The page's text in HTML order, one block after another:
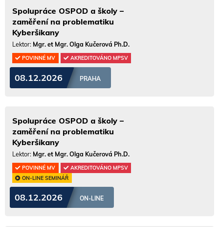
Spolupráce OSPOD a školy –
zaměření na problematiku
Kyberšikany
Lektor: Mgr. et Mgr. Olga Kučerová Ph.D.
POVINNÉ MV AKREDITOVÁNO MPSV
08.12.2026 PRAHA
Spolupráce OSPOD a školy –
zaměření na problematiku
Kyberšikany
Lektor: Mgr. et Mgr. Olga Kučerová Ph.D.
POVINNÉ MV
AKREDITOVÁNO MPSV
ON-LINE SEMINÁŘ
08.12.2026 ON-LINE